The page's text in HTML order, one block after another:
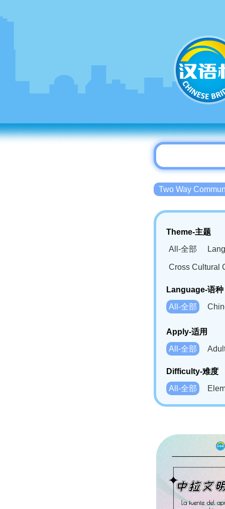
Two Way
Theme-主题
All-全部
Cross Cultural
Language-语种
All-全部
Bahasa
Swahili(SW)-
Apply-适用
All-全部
Difficulty-难度
All-全部